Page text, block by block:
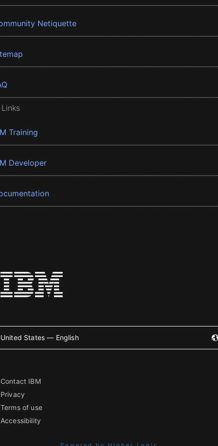
Netiquette
Training
Developer
United States — English
Contact IBM
Privacy
Terms of use
Accessibility